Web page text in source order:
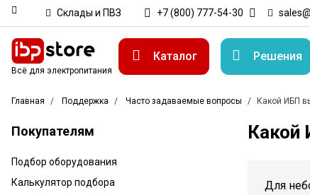
Склады и ПВЗ +7 (800) 777-54-30
Всё для электропитания
Каталог Решения
Главная Поддержка Часто задаваемые вопросы Какой ИБП
Покупателям
Подбор оборудования
Калькулятор подбора
Какой
Для